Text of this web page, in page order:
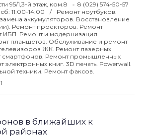
95/1,3-й этаж, ком.8
8 (029) 574-50-57
11:00-14:00
Ремонт ноутбуков.
аккумуляторов. Восстановление
Ремонт проекторов. Ремонт
ИБП. Ремонт и модернизация
планшетов. Обслуживание и ремонт
ЖК. Ремонт лазерных
смартфонов. Ремонт промышленных
электронных книг. 3D печать. Powerwall.
техники. Ремонт факсов.
в ближайших к
районах